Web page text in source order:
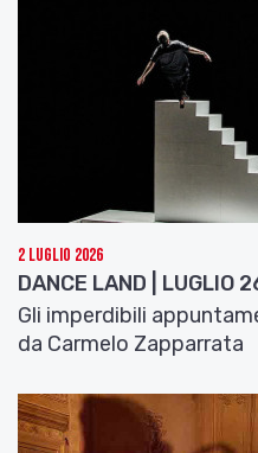
coreografie co-create e
Massari, Jos Baker e
14 marzo ore 21:00
Teatro delle Passioni,
STAGIONE DI DANZA –
“Romeo e Giulietta”,
23 marzo ore 16:00
Teatro Municipale,
2 Luglio 2026
DANCE LAND | LUGLIO
Gli imperdibili
da Carmelo Zapparrata